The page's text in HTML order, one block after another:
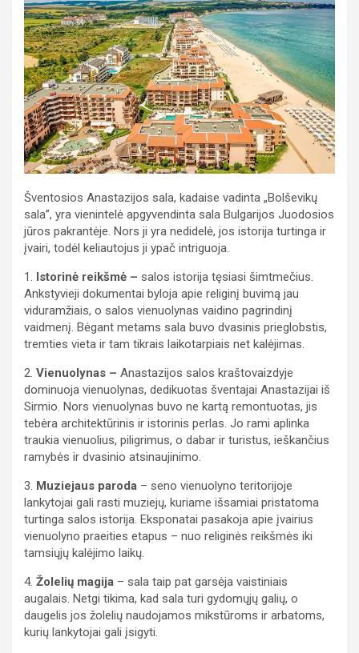
Šventosios Anastazijos sala, kadaise vadinta „Bolševikų
sala”, yra vienintelė apgyvendinta sala Bulgarijos Juodosios
jūros pakrantėje. Nors ji yra nedidelė, jos istorija turtinga ir
įvairi, todėl keliautojus ji ypač intriguoja.
1. Istorinė reikšmė – salos istorija tęsiasi šimtmečius.
Ankstyvieji dokumentai byloja apie religinį buvimą jau
viduramžiais, o salos vienuolynas vaidino pagrindinį
vaidmenį. Bėgant metams sala buvo dvasinis prieglobstis,
tremties vieta ir tam tikrais laikotarpiais net kalėjimas.
2. Vienuolynas – Anastazijos salos kraštovaizdyje
dominuoja vienuolynas, dedikuotas šventajai Anastazijai iš
Sirmio. Nors vienuolynas buvo ne kartą remontuotas, jis
tebėra architektūrinis ir istorinis perlas. Jo rami aplinka
traukia vienuolius, piligrimus, o dabar ir turistus, ieškančius
ramybės ir dvasinio atsinaujinimo.
3. Muziejaus paroda – seno vienuolyno teritorijoje
lankytojai gali rasti muziejų, kuriame išsamiai pristatoma
turtinga salos istorija. Eksponatai pasakoja apie įvairius
vienuolyno praeities etapus – nuo religinės reikšmės iki
tamsiųjų kalėjimo laikų.
4. Žolelių magija – sala taip pat garsėja vaistiniais
augalais. Netgi tikima, kad sala turi gydomųjų galių, o
daugelis jos žolelių naudojamos mikstūroms ir arbatoms,
kurių lankytojai gali įsigyti.